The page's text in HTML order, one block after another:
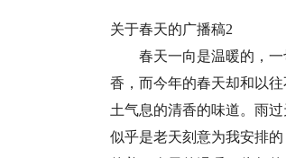
关于春天的广播稿2
春天一向是温暖的，
香，而今年的春天却和以
土气息的清香的味道。雨
似乎是老天刻意为我安排